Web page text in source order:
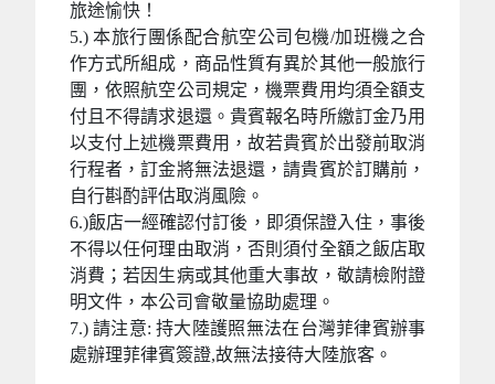
旅途愉快！
5.) 本旅行團係配合航空公司包機/加班機之合
作方式所組成，商品性質有異於其他一般旅行
團，依照航空公司規定，機票費用均須全額支
付且不得請求退還。貴賓報名時所繳訂金乃用
以支付上述機票費用，故若貴賓於出發前取消
行程者，訂金將無法退還，請貴賓於訂購前，
自行斟酌評估取消風險。
6.)飯店一經確認付訂後，即須保證入住，事後
不得以任何理由取消，否則須付全額之飯店取
消費；若因生病或其他重大事故，敬請檢附證
明文件，本公司會敬量協助處理。
7.) 請注意: 持大陸護照無法在台灣菲律賓辦事
處辦理菲律賓簽證,故無法接待大陸旅客。